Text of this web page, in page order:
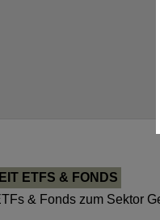
ETFS & FONDS
& Fonds zum Sektor